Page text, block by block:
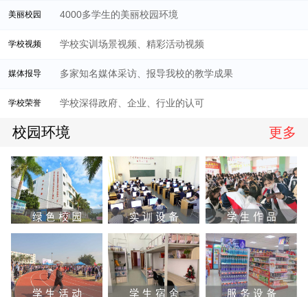
美丽校园 4000多学生的美丽校园环境
学校视频 学校实训场景视频、精彩活动视频
媒体报导 多家知名媒体采访、报导我校的教学成果
学校荣誉 学校深得政府、企业、行业的认可
校园环境 更多